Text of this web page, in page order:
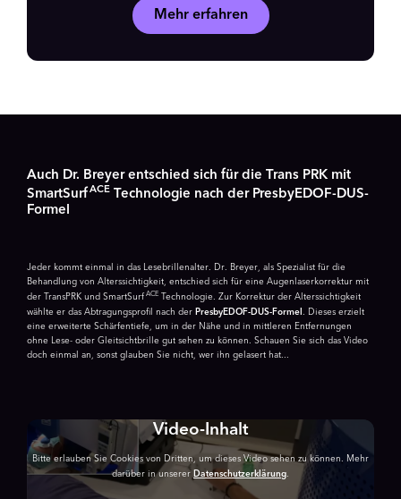
Mehr erfahren
Auch Dr. Breyer entschied sich für die Trans PRK mit
SmartSurfACE Technologie nach der PresbyEDOF-DUS-
Formel
Jeder kommt einmal in das Lesebrillenalter. Dr. Breyer, als Spezialist für die
Behandlung von Alterssichtigkeit, entschied sich für eine Augenlaser­korrektur mit
der TransPRK und SmartSurf ACE
Technologie. Zur Korrektur der Alterssichtigkeit
wählte er das Abtragungs­profil nach der PresbyEDOF-DUS-Formel
. Dieses erzielt
eine erweiterte Schärfentiefe, um in der Nähe und in mittleren Entfernungen
ohne Lese- oder Gleitsichtbrille gut sehen zu können. Schauen Sie sich das Video
doch einmal an, sonst glauben Sie nicht, wer ihn gelasert hat...
Video-Inhalt
Bitte erlauben Sie Cookies von Dritten, um dieses Video sehen zu können. Mehr
darüber in unserer Datenschutzerklärung